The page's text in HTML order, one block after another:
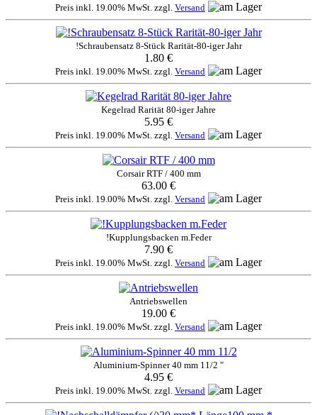
Preis inkl. 19.00% MwSt. zzgl. Versand
!Schraubensatz 8-Stück Rarität-80-iger Jahr
1.80 €
Preis inkl. 19.00% MwSt. zzgl. Versand
Kegelrad Rarität 80-iger Jahre
5.95 €
Preis inkl. 19.00% MwSt. zzgl. Versand
Corsair RTF / 400 mm
63.00 €
Preis inkl. 19.00% MwSt. zzgl. Versand
!Kupplungsbacken m.Feder
7.90 €
Preis inkl. 19.00% MwSt. zzgl. Versand
Antriebswellen
19.00 €
Preis inkl. 19.00% MwSt. zzgl. Versand
Aluminium-Spinner 40 mm 11/2 "
4.95 €
Preis inkl. 19.00% MwSt. zzgl. Versand